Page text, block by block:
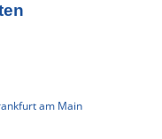
am Main